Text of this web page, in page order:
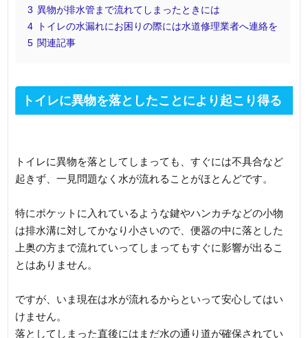
3 異物が排水管まで流れてしまったときには
4
トイレの水漏れにお困りの際には水道修理業者へ連絡を
5 関連記事
トイレに異物を落としたことにより起こり得る
トイレに異物を落としてしまっても、すぐには不具合など
起きず、一見問題なく水が流れることがほとんどです。
特にポケットに入れているような鍵やハンカチなどの小物
は排水溝に対してかなり小さいので、便器の中に落とした
上奥の方まで流れていってしまってもすぐに影響が出るこ
とはありません。
ですが、いま現在は水が流れるからといって安心してはい
けません。
落としてしまった直後にはまだ水の通り道が確保されてい